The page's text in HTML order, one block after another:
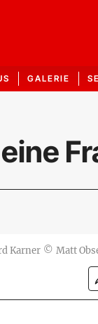
GALERIE
Karner © Matt